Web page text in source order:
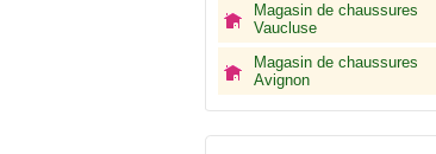
Magasin de chaussures
Vaucluse
Magasin de chaussures
Avignon